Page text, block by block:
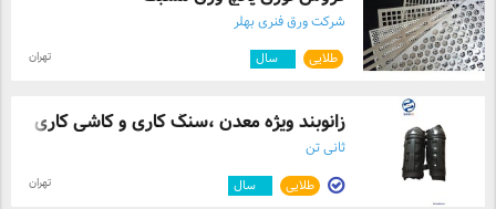
شرکت ورق فنری بهلر
طلایی سال تهران
زانوبند ویژه معدن ،سنگ کاری و کاشی کاری
ثانی تن
طلایی سال تهران